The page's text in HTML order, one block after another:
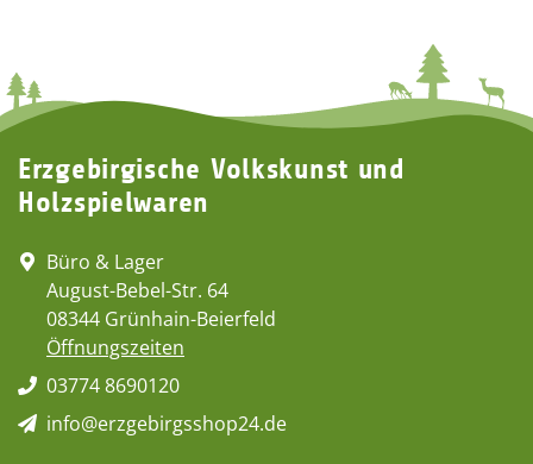
Erzgebirgische Volkskunst und
Holzspielwaren
Büro & Lager
August-Bebel-Str. 64
08344 Grünhain-Beierfeld
Öffnungszeiten
03774 8690120
info@erzgebirgsshop24.de